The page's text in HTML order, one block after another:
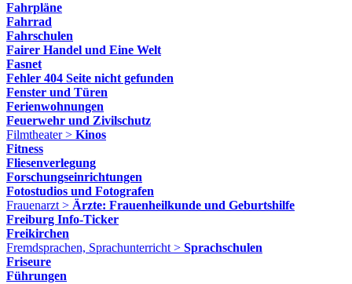
Fahrpläne
Fahrrad
Fahrschulen
Fairer Handel und Eine Welt
Fasnet
Fehler 404 Seite nicht gefunden
Fenster und Türen
Ferienwohnungen
Feuerwehr und Zivilschutz
Filmtheater > Kinos
Fitness
Fliesenverlegung
Forschungseinrichtungen
Fotostudios und Fotografen
Frauenarzt > Ärzte: Frauenheilkunde und Geburtshilfe
Freiburg Info-Ticker
Freikirchen
Fremdsprachen, Sprachunterricht > Sprachschulen
Friseure
Führungen